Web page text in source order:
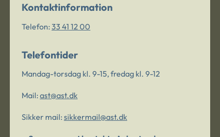
Kontaktinformation
Telefon: 33 41 12 00
Telefontider
Mandag-torsdag kl. 9-15, fredag kl. 9-12
Mail: ast@ast.dk
Sikker mail: sikkermail@ast.dk